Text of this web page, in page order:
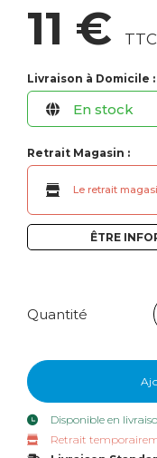
11 € TTC
Livraison à Domicile :
En stock
Retrait Magasin :
Le retrait
ÊTRE
Quantité
Disponible en
Retrait